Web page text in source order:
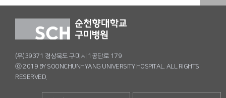
(우)39371 경상북도 구미시 1공단로 179
ⓒ 2019 BY SOONCHUNHYANG UNIVERSITY HOSPITAL. ALL RIGHTS
RESERVED.